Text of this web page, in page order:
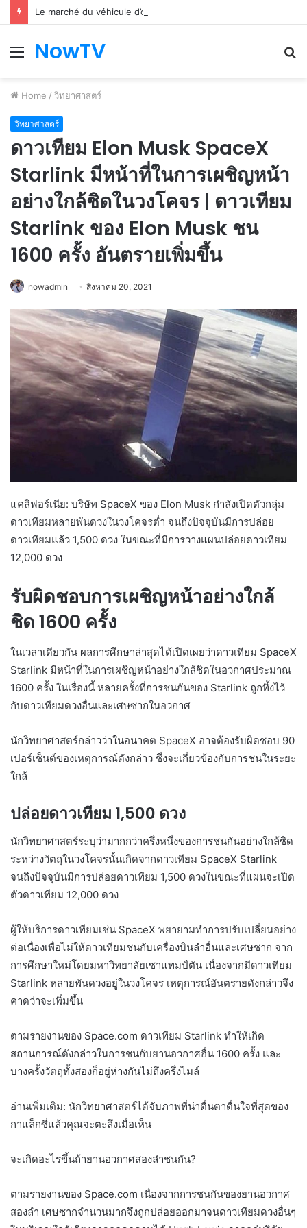
Le marché du véhicule d’occasion en plein essor
Menu
NowTV
Home / วิทยาศาสตร์
วิทยาศาสตร์
ดาวเทียม Elon Musk SpaceX
Starlink มีหน้าที่ในการเผชิญหน้า
อย่างใกล้ชิดในวงโคจร | ดาวเทียม
Starlink ของ Elon Musk ชน
1600 ครั้ง อันตรายเพิ่มขึ้น
nowadmin สิงหาคม 20, 2021
แคลิฟอร์เนีย: บริษัท SpaceX ของ Elon Musk กำลังเปิดตัวกลุ่ม
ดาวเทียมหลายพันดวงในวงโคจรต่ำ จนถึงปัจจุบันมีการปล่อย
ดาวเทียมแล้ว 1,500 ดวง ในขณะที่มีการวางแผนปล่อยดาวเทียม
12,000 ดวง
รับผิดชอบการเผชิญหน้าอย่างใกล้
ชิด 1600 ครั้ง
ในเวลาเดียวกัน ผลการศึกษาล่าสุดได้เปิดเผยว่าดาวเทียม SpaceX
Starlink มีหน้าที่ในการเผชิญหน้าอย่างใกล้ชิดในอวกาศประมาณ
1600 ครั้ง ในเรื่องนี้ หลายครั้งที่การชนกันของ Starlink ถูกทิ้งไว้
กับดาวเทียมดวงอื่นและเศษซากในอวกาศ
นักวิทยาศาสตร์กล่าวว่าในอนาคต SpaceX อาจต้องรับผิดชอบ 90
เปอร์เซ็นต์ของเหตุการณ์ดังกล่าว ซึ่งจะเกี่ยวข้องกับการชนในระยะ
ใกล้
ปล่อยดาวเทียม 1,500 ดวง
นักวิทยาศาสตร์ระบุว่ามากกว่าครึ่งหนึ่งของการชนกันอย่างใกล้ชิด
ระหว่างวัตถุในวงโคจรนั้นเกิดจากดาวเทียม SpaceX Starlink
จนถึงปัจจุบันมีการปล่อยดาวเทียม 1,500 ดวงในขณะที่แผนจะเปิด
ตัวดาวเทียม 12,000 ดวง
ผู้ให้บริการดาวเทียมเช่น SpaceX พยายามทำการปรับเปลี่ยนอย่าง
ต่อเนื่องเพื่อไม่ให้ดาวเทียมชนกับเครื่องบินลำอื่นและเศษซาก จาก
การศึกษาใหม่โดยมหาวิทยาลัยเซาแทมป์ตัน เนื่องจากมีดาวเทียม
Starlink หลายพันดวงอยู่ในวงโคจร เหตุการณ์อันตรายดังกล่าวจึง
คาดว่าจะเพิ่มขึ้น
ตามรายงานของ Space.com ดาวเทียม Starlink ทำให้เกิด
สถานการณ์ดังกล่าวในการชนกับยานอวกาศอื่น 1600 ครั้ง และ
บางครั้งวัตถุทั้งสองก็อยู่ห่างกันไม่ถึงครึ่งไมล์
อ่านเพิ่มเติม: นักวิทยาศาสตร์ได้จับภาพที่น่าตื่นตาตื่นใจที่สุดของ
กาแล็กซี่แล้วคุณจะตะลึงเมื่อเห็น
จะเกิดอะไรขึ้นถ้ายานอวกาศสองลำชนกัน?
ตามรายงานของ Space.com เนื่องจากการชนกันของยานอวกาศ
สองลำ เศษซากจำนวนมากจึงถูกปล่อยออกมาจนดาวเทียมดวงอื่นๆ